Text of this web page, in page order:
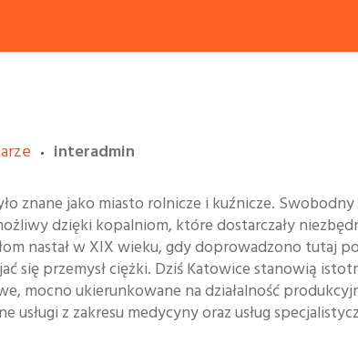
interadmin
znane jako miasto rolnicze i kuźnicze.
dzięki kopalniom, które dostarczały
nastał w XIX wieku, gdy doprowadzono tutaj
się przemysł ciężki. Dziś Katowice stanowią
mocno ukierunkowane na działalność
usługi z zakresu medycyny oraz usług